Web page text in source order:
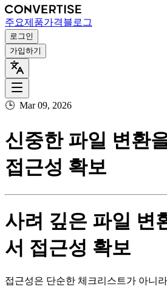
주요제품가격블로그
로그인
가입하기
🕒 Mar 09, 2026
신중한 파일 변환
접근성 확보
사려 깊은 파일 변
서 접근성 확보
접근성은 단순한 체크리스트가 아니